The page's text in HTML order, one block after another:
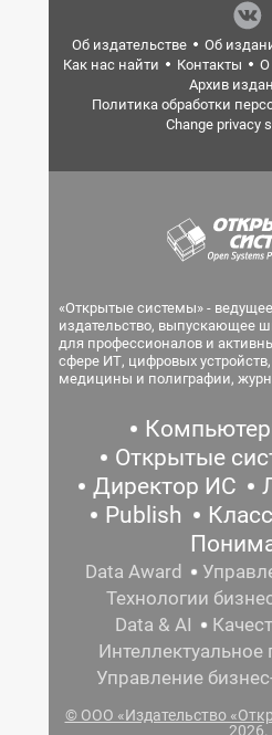
Об издательстве Об
Как нас найти
Контакты О
Архив
Политика обработки
Change privacy
«Открытые системы» -
издательство, выпускающее
для профессионалов и
сфере ИТ, цифровых
медицины и полиграфии,
Открытые
Директор ИС
Publish
Data Award
Технологии
Data & AI
Интеллектуальное
Управление
© ООО «Издательство
2026.